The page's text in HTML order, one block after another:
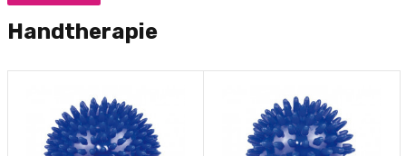
Meer
Contact
Handtherapie